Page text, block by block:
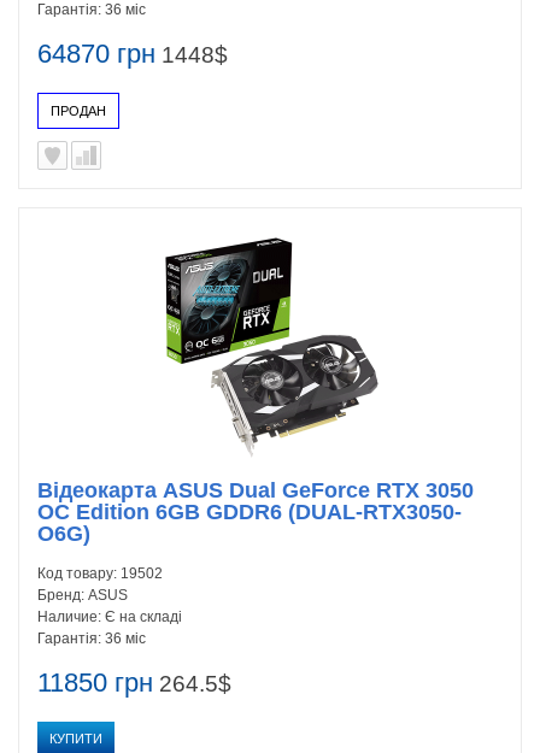
64870 грн 1448$
ПРОДАН
Гарантія: 36 міс
11850 грн 264.5$
КУПИТИ
Відеокарта ASUS Dual GeForce RTX 3050
OC Edition 6GB GDDR6 (DUAL-RTX3050-
O6G)
Код товару: 19502
Бренд: ASUS
Наличие: Є на складі
Гарантія: 36 міс